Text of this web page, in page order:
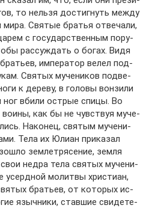
то нель­зя до­стиг­нуть меж­ду
ми­ра. Свя­тые бра­тья от­ве­ча­ли,
с го­судар­ствен­ным по­ру­
рас­суж­дать о бо­гах. Ви­дя
им­пе­ра­тор ве­лел под­
Свя­тых му­че­ни­ков под­ве­
к де­ре­ву, в го­ло­вы вон­зи­ли
ног вби­ли ост­рые спи­цы. Во
как бы не чув­ствуя му­че­
На­ко­нец, свя­тым му­че­ни­
Те­ла их Юли­ан при­ка­зал
зем­ле­тря­се­ние, зем­ля
нед­ра те­ла свя­тых му­че­ни­
усерд­ной мо­лит­вы хри­сти­ан,
бра­тьев, от ко­то­рых ис­
языч­ни­ки, став­шие сви­де­те­